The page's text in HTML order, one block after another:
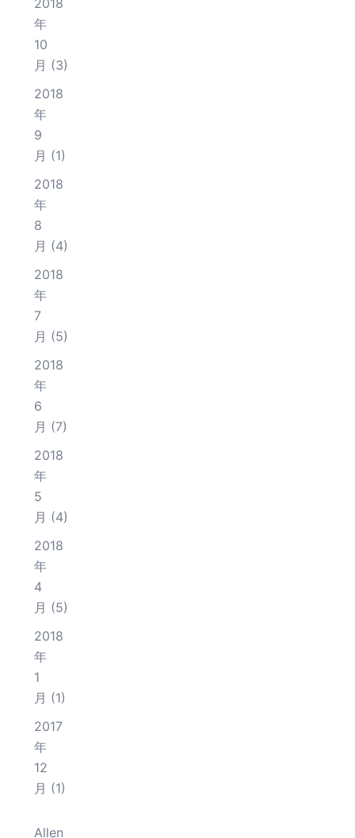
2018
年
10
月 (3)
2018
年
9
月 (1)
2018
年
8
月 (4)
2018
年
7
月 (5)
2018
年
6
月 (7)
2018
年
5
月 (4)
2018
年
4
月 (5)
2018
年
1
月 (1)
2017
年
12
月 (1)
Allen